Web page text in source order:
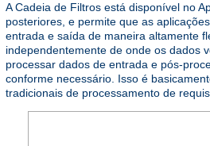
A Cadeia de Filtros está disponível no
posteriores, e permite que as
entrada e saída de maneira altamente
independentemente de onde os dados
processar dados de entrada e pós-
conforme necessário. Isso é
tradicionais de processamento de